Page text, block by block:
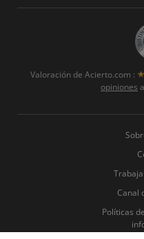
Valoración de Acierto.com :
opiniones
Canal
Políticas